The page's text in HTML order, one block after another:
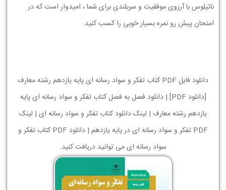
ناتیلوس با آرزوی موفقیت و سربلندی برای شما ، امیدوار است که در
امتحان پیش رو نمره بسیار خوبی را کسب کنید.
دانلود فایل PDF کتاب تفکر و سواد رسانه ای پایه یازدهم رشته معارف
[دانلود PDF] | دانلود فصل به فصل کتاب تفکر و سواد رسانه ای پایه
یازدهم رشته معارف | لینک دانلود کتاب تفکر و سواد رسانه ای | لینک
PDF تفکر و سواد رسانه ای در پایه یازدهم | دانلود PDF کتاب تفکر و
سواد رسانه ای می توانید دریافت کنید.